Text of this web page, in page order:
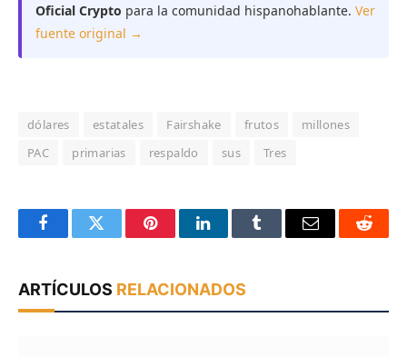
Oficial Crypto para la comunidad hispanohablante. Ver
fuente original →
dólares estatales Fairshake frutos
millones
PAC
primarias respaldo sus Tres
FacebookTwitter PinterestLinkedInTumblr Email Reddit
ARTÍCULOS RELACIONADOS